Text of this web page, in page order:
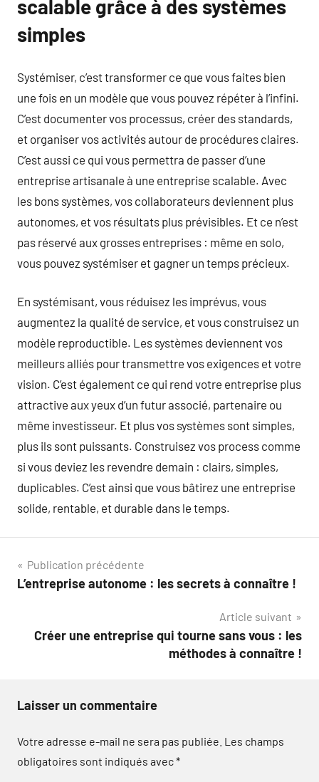
scalable grâce à des systèmes
simples
Systémiser, c’est transformer ce que vous faites bien
une fois en un modèle que vous pouvez répéter à l’infini.
C’est documenter vos processus, créer des standards,
et organiser vos activités autour de procédures claires.
C’est aussi ce qui vous permettra de passer d’une
entreprise artisanale à une entreprise scalable. Avec
les bons systèmes, vos collaborateurs deviennent plus
autonomes, et vos résultats plus prévisibles. Et ce n’est
pas réservé aux grosses entreprises : même en solo,
vous pouvez systémiser et gagner un temps précieux.
En systémisant, vous réduisez les imprévus, vous
augmentez la qualité de service, et vous construisez un
modèle reproductible. Les systèmes deviennent vos
meilleurs alliés pour transmettre vos exigences et votre
vision. C’est également ce qui rend votre entreprise plus
attractive aux yeux d’un futur associé, partenaire ou
même investisseur. Et plus vos systèmes sont simples,
plus ils sont puissants. Construisez vos process comme
si vous deviez les revendre demain : clairs, simples,
duplicables. C’est ainsi que vous bâtirez une entreprise
solide, rentable, et durable dans le temps.
Navigation
de
Publication précédente
L’entreprise autonome : les secrets à connaître !
Article suivant
Créer une entreprise qui tourne sans vous : les
méthodes à connaître !
Laisser un commentaire
Votre adresse e-mail ne sera pas publiée. Les champs
obligatoires sont indiqués avec*